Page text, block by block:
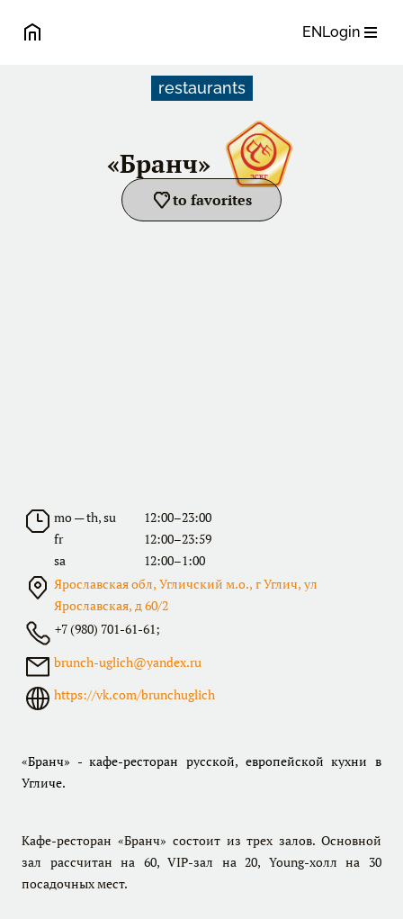
ENLogin
restaurants
«Бранч»
to favorites
mo — th, su
12:00–23:00
fr
12:00–23:59
sa
12:00–1:00
Ярославская обл, Угличский м.о., г Углич, ул
Ярославская, д 60/2
+7 (980) 701-61-61;
brunch-uglich@yandex.ru
https://vk.com/brunchuglich
«Бранч» - кафе-ресторан русской, европейской кухни в
Угличе.
Кафе-ресторан «Бранч» состоит из трех залов. Основной
зал рассчитан на 60, VIP-зал на 20, Young-холл на 30
посадочных мест.